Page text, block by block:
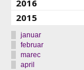
2016
2015
januar
februar
marec
april